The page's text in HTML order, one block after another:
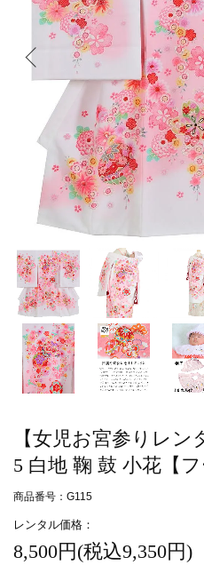
【女児お宮参りレン
5 白地 鞠 鼓 小花【
商品番号：G115
レンタル価格：
8,500円(税込9,350円)